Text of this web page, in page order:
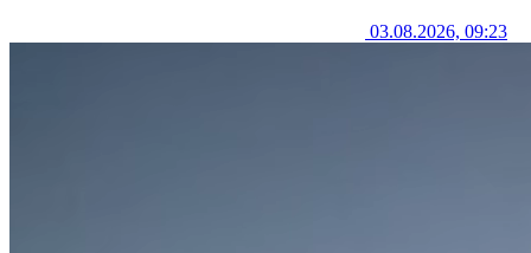
03.08.2026, 09:23